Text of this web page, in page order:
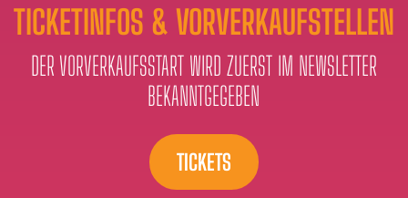
TICKETINFOS & VORVERKAUFSTELLEN
DER VORVERKAUFSSTART WIRD ZUERST IM NEWSLETTER
BEKANNTGEGEBEN
TICKETS